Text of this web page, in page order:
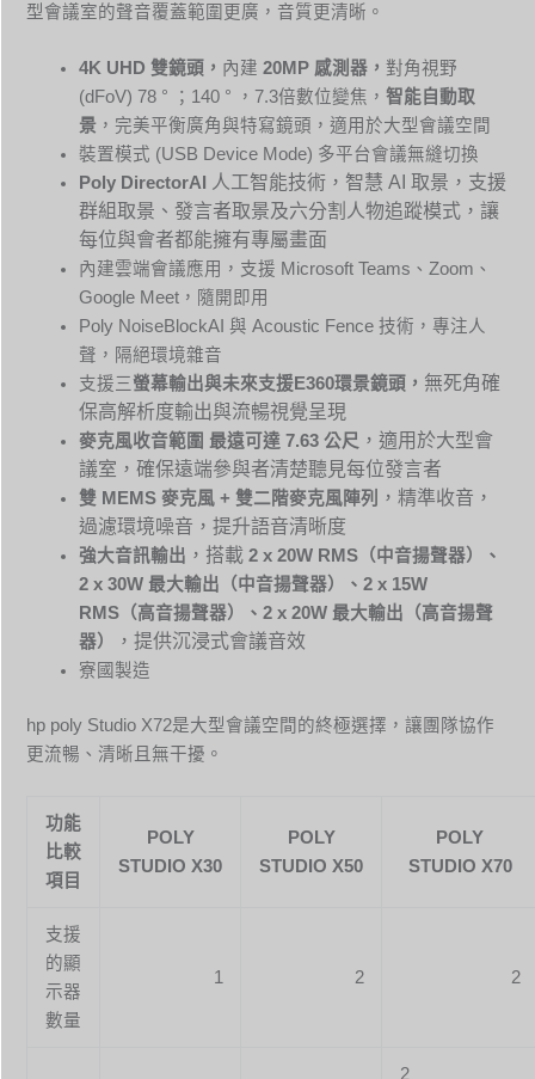
型會議室的聲音覆蓋範圍更廣，音質更清晰。
4K UHD雙鏡頭， 內建20MP 感測器，對角視野
(dFoV) 78 ° ；140 ° ，7.3倍數位變焦，智能自動取
景 ，完美平衡廣角與特寫鏡頭，適用於大型會議空間
裝置模式 (USB Device Mode) 多平台會議無縫切換
Poly DirectorAI
人工智能技術，智慧 AI 取景，支援
群組取景、發言者取景及六分割人物追蹤模式，讓
每位與會者都能擁有專屬畫面
內建雲端會議應用，支援 Microsoft Teams、Zoom、
Google Meet，隨開即用
Poly NoiseBlockAI 與 Acoustic Fence 技術，專注人
聲，隔絕環境雜音
支援三螢幕輸出與未來支援E360環景鏡頭， 無死角確
保高解析度輸出與流暢視覺呈現
麥克風收音範圍 最遠可達7.63公尺 ，適用於大型會
議室，確保遠端參與者清楚聽見每位發言者
雙 MEMS麥克風+雙二階麥克風陣列
，精準收音，
過濾環境噪音，提升語音清晰度
強大音訊輸出 ，搭載2 x 20W RMS （中音揚聲器）、
2 x 30W 最大輸出（中音揚聲器）、2 x 15W
RMS （高音揚聲器）、2 x 20W 最大輸出（高音揚聲
器）
，提供沉浸式會議音效
寮國製造
hp poly Studio X72是大型會議空間的終極選擇，讓團隊協作
更流暢、清晰且無干擾。
功能
比較
項目
POLY
STUDIO X30
POLY
STUDIO X50
POLY
STUDIO X70
支援
的顯
示器
數量
1 2 2
2